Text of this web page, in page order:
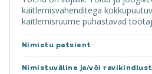
käitlemisvahenditega
käitlemisruume puhastavad
Nimistu patsient
Nimistuväline ja/või